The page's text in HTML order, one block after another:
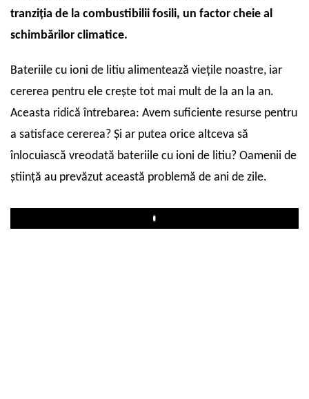
tranziția de la combustibilii fosili, un factor cheie al
schimbărilor climatice.
Bateriile cu ioni de litiu alimentează viețile noastre, iar
cererea pentru ele crește tot mai mult de la an la an.
Aceasta ridică întrebarea: Avem suficiente resurse pentru
a satisface cererea? Și ar putea orice altceva să
înlocuiască vreodată bateriile cu ioni de litiu? Oamenii de
știință au prevăzut această problemă de ani de zile.
Play